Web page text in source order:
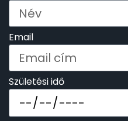
Email
Születési idő